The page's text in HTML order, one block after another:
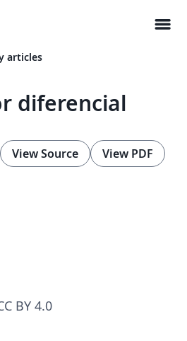
menu
articles
diferencial
View Source View PDF
BY 4.0